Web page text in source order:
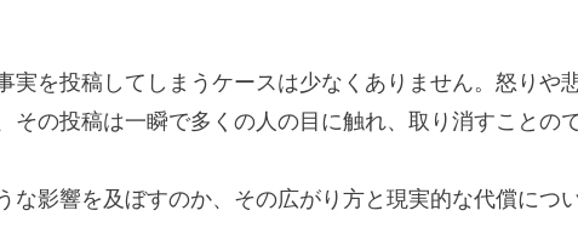
を投稿してしまうケースは少なくありません。怒りや
の投稿は一瞬で多くの人の目に触れ、取り消すことの
影響を及ぼすのか、その広がり方と現実的な代償につ